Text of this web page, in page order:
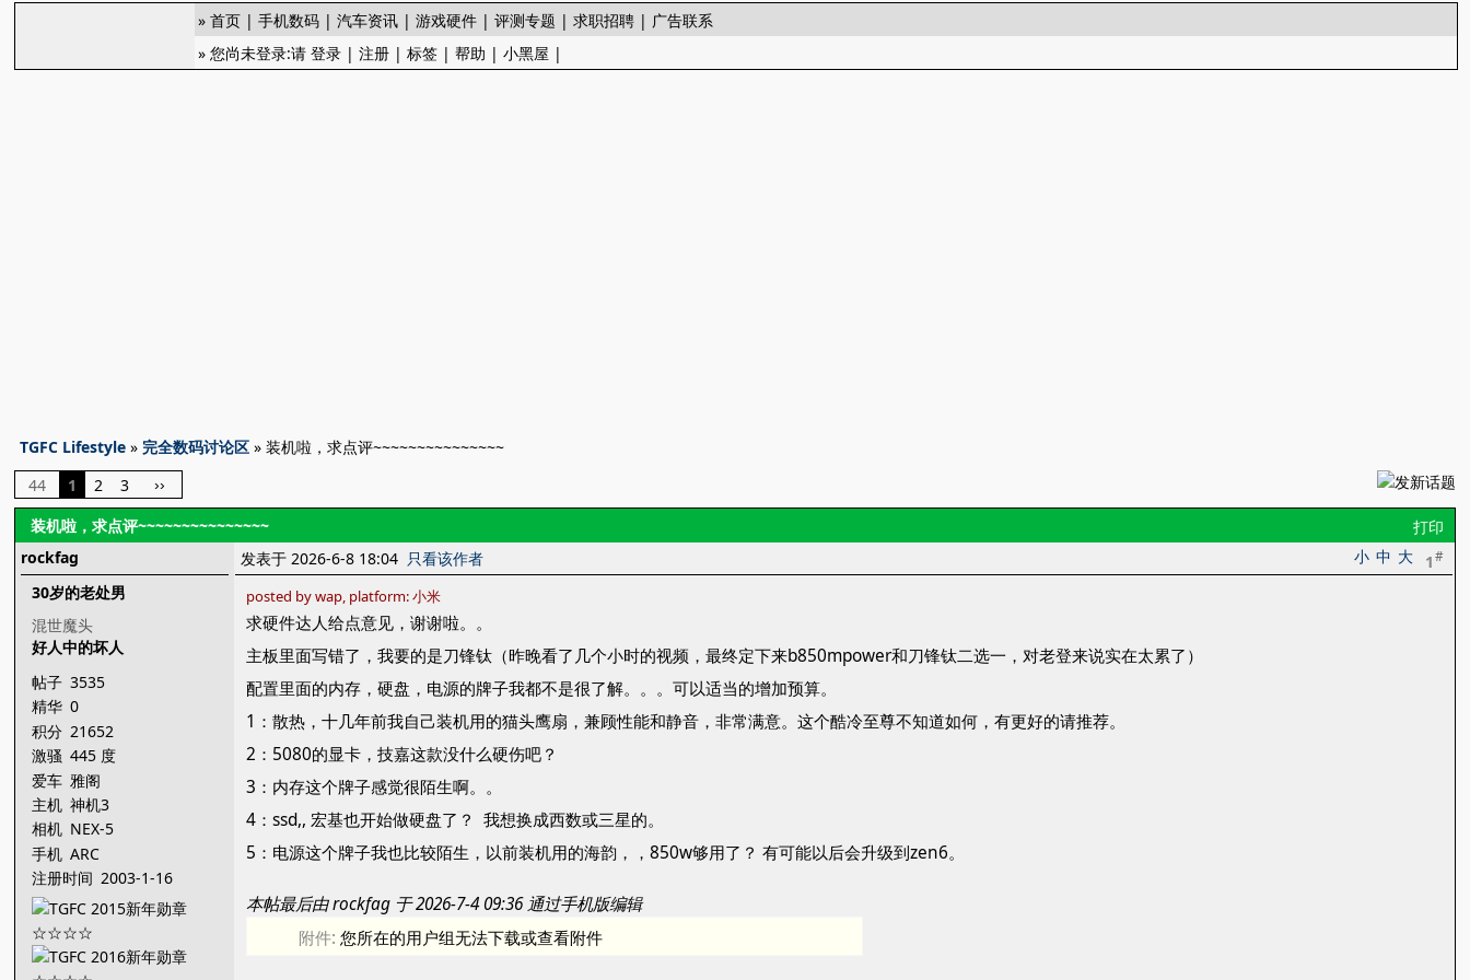
»首页 |手机数码 |汽车资讯 |游戏硬件 |评测专题 |求职招聘 | 广告联系
» 您尚未登录:请登录 |注册 |标签 |帮助 |小黑屋 |
TGFC Lifestyle » 完全数码讨论区 » 装机啦，求点评~~~~~~~~~~~~~~~
44
1 2 3 ››
打印
装机啦，求点评~~~~~~~~~~~~~~~
rockfag
30岁的老处男
混世魔头
好人中的坏人
帖子 3535
精华 0
积分 21652
激骚 445 度
爱车 雅阁
主机 神机3
相机 NEX-5
手机 ARC
注册时间 2003-1-16
1 #
大
中
小
发表于 2026-6-8 18:04 只看该作者
posted by wap, platform: 小米
求硬件达人给点意见，谢谢啦。。
主板里面写错了，我要的是刀锋钛（昨晚看了几个小时的视频，最终定下来b850mpower和刀锋钛二选一，对老登来说实在太累了）
配置里面的内存，硬盘，电源的牌子我都不是很了解。。。可以适当的增加预算。
1：散热，十几年前我自己装机用的猫头鹰扇，兼顾性能和静音，非常满意。这个酷冷至尊不知道如何，有更好的请推荐。
2：5080的显卡，技嘉这款没什么硬伤吧？
3：内存这个牌子感觉很陌生啊。。
4：ssd,, 宏基也开始做硬盘了？ 我想换成西数或三星的。
5：电源这个牌子我也比较陌生，以前装机用的海韵，，850w够用了？ 有可能以后会升级到zen6。
本帖最后由 rockfag 于 2026-7-4 09:36 通过手机版编辑
附件: 您所在的用户组无法下载或查看附件